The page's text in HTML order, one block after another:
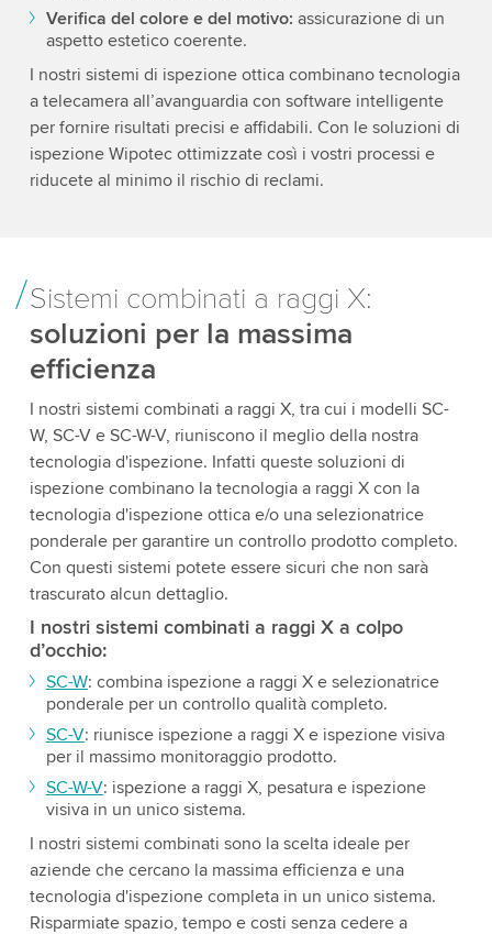
Verifica del colore e del motivo: assicurazione di un
aspetto estetico coerente.
I nostri sistemi di ispezione ottica combinano tecnologia
a telecamera all’avanguardia con software intelligente
per fornire risultati precisi e affidabili. Con le soluzioni di
ispezione Wipotec ottimizzate così i vostri processi e
riducete al minimo il rischio di reclami.
Sistemi combinati a raggi X:
soluzioni per la massima
efficienza
I nostri sistemi combinati a raggi X, tra cui i modelli SC-
W, SC-V e SC-W-V, riuniscono il meglio della nostra
tecnologia d'ispezione. Infatti queste soluzioni di
ispezione combinano la tecnologia a raggi X con la
tecnologia d'ispezione ottica e/o una selezionatrice
ponderale per garantire un controllo prodotto completo.
Con questi sistemi potete essere sicuri che non sarà
trascurato alcun dettaglio.
I nostri sistemi combinati a raggi X a colpo
d’occhio:
SC-W: combina ispezione a raggi X e selezionatrice
ponderale per un controllo qualità completo.
SC-V: riunisce ispezione a raggi X e ispezione visiva
per il massimo monitoraggio prodotto.
SC-W-V: ispezione a raggi X, pesatura e ispezione
visiva in un unico sistema.
I nostri sistemi combinati sono la scelta ideale per
aziende che cercano la massima efficienza e una
tecnologia d'ispezione completa in un unico sistema.
Risparmiate spazio, tempo e costi senza cedere a